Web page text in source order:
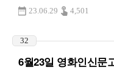
23.06.29 4,501
32
6월23일 영화인신문